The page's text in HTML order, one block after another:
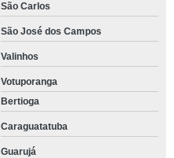
São Carlos
São José dos Campos
Valinhos
Votuporanga
Bertioga
Caraguatatuba
Guarujá